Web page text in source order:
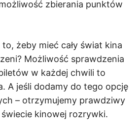
zbierania punktów
żeby mieć cały świat kina
Możliwość sprawdzenia
w każdej chwili to
A jeśli dodamy do tego opcję
– otrzymujemy prawdziwy
kinowej rozrywki.